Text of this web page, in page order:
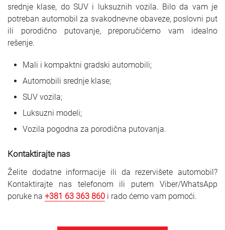
srednje klase, do SUV i luksuznih vozila. Bilo da vam je
potreban automobil za svakodnevne obaveze, poslovni put
ili porodično putovanje, preporučićemo vam idealno
rešenje.
Mali i kompaktni gradski automobili;
Automobili srednje klase;
SUV vozila;
Luksuzni modeli;
Vozila pogodna za porodična putovanja.
Kontaktirajte nas
Želite dodatne informacije ili da rezervišete automobil?
Kontaktirajte nas telefonom ili putem Viber/WhatsApp
poruke na +381 63 363 860 i rado ćemo vam pomoći.